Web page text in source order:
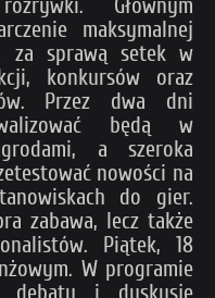
Głównym
maksymalnej
za sprawą setek w
konkursów oraz
Przez dwa dni
będą w
a szeroka
nowości na
do gier.
zabawa, lecz także
Piątek, 18
W programie